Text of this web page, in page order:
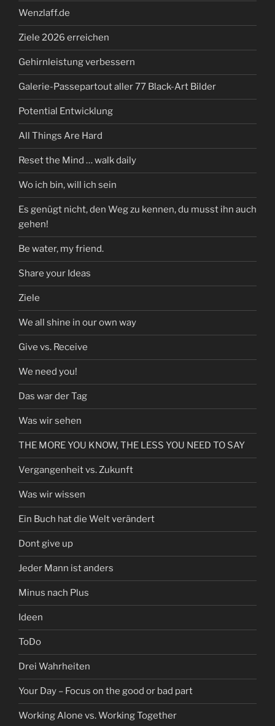
Wenzlaff.de
Ziele 2026 erreichen
Gehirnleistung verbessern
Galerie-Passepartout aller 77 Black-Art Bilder
Potential Entwicklung
All Things Are Hard
Reset the Mind … walk daily
Wo ich bin, will ich sein
Es genügt nicht, den Weg zu kennen, du musst ihn auch
gehen!
Be water, my friend.
Share your Ideas
Ziele
We all shine in our own way
Give vs. Receive
We need you!
Das war der Tag
Was wir sehen
THE MORE YOU KNOW, THE LESS YOU NEED TO SAY
Vergangenheit vs. Zukunft
Was wir wissen
Ein Buch hat die Welt verändert
Dont give up
Jeder Mann ist anders
Minus nach Plus
Ideen
ToDo
Drei Wahrheiten
Your Day – Focus on the good or bad part
Working Alone vs. Working Together